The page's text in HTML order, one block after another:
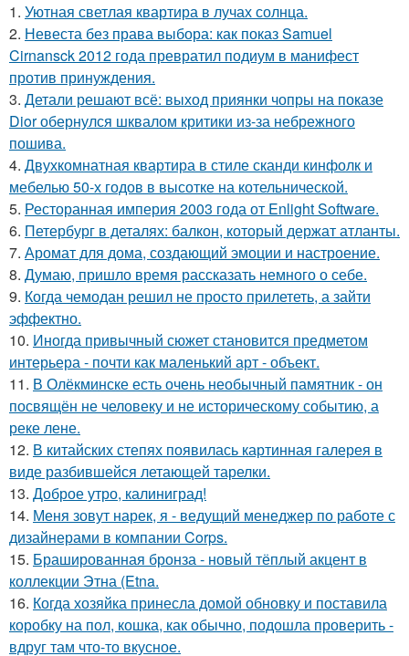
1. Уютная светлая квартира в лучах солнца.
2. Невеста без права выбора: как показ Samuel
Cirnansck 2012 года превратил подиум в манифест
против принуждения.
3. Детали решают всё: выход приянки чопры на показе
Dior обернулся шквалом критики из-за небрежного
пошива.
4. Двухкомнатная квартира в стиле сканди кинфолк и
мебелью 50-х годов в высотке на котельнической.
5. Ресторанная империя 2003 года от Enlight Software.
6. Петербург в деталях: балкон, который держат атланты.
7. Аромат для дома, создающий эмоции и настроение.
8. Думаю, пришло время рассказать немного о себе.
9. Когда чемодан решил не просто прилететь, а зайти
эффектно.
10. Иногда привычный сюжет становится предметом
интерьера - почти как маленький арт - объект.
11. В Олёкминске есть очень необычный памятник - он
посвящён не человеку и не историческому событию, а
реке лене.
12. В китайских степях появилась картинная галерея в
виде разбившейся летающей тарелки.
13. Доброе утро, калиниград!
14. Меня зовут нарек, я - ведущий менеджер по работе с
дизайнерами в компании Corps.
15. Брашированная бронза - новый тёплый акцент в
коллекции Этна (Etna.
16. Когда хозяйка принесла домой обновку и поставила
коробку на пол, кошка, как обычно, подошла проверить -
вдруг там что-то вкусное.